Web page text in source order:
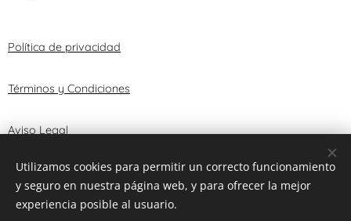
Política de privacidad
Términos y Condiciones
Aviso Legal
© 2025 RENANIA TRUST, S.L. Cookies
Utilizamos cookies para permitir un correcto funcionamiento
y seguro en nuestra página web, y para ofrecer la mejor
experiencia posible al usuario.